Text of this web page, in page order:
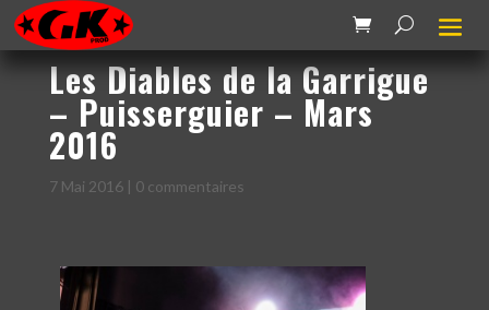
Les Diables de la Garrigue
– Puisserguier – Mars
2016
7 Mai 2016| 0 commentaires